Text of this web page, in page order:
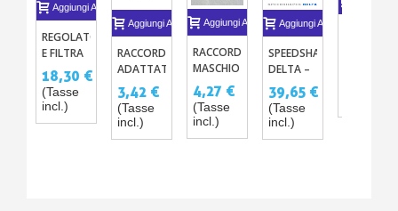
Aggiungi Al Carrello
REGOLATORE
E FILTRA
DELL'ARIA
18,30 €
(Tasse
incl.)
Aggiungi Al Carrello
RACCORDO
ADATTATORE
PER
FILETTATURA
DA 1/8"
VERSO
3,42 €
(Tasse
incl.)
Aggiungi Al Carrello
RACCORDO
MASCHIO
4,27 €
(Tasse
incl.)
Aggiungi Al Carrello
SPEEDSHAPE
DELTA –
MODELLO
IN
PLASTICA
39,65 €
(Tasse
incl.)